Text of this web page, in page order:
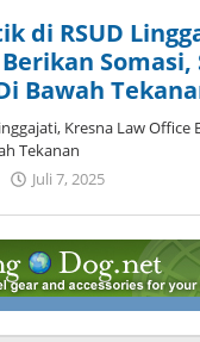
di RSUD
Somasi,
Bawah
Kresna Law Office
Tekanan
Juli 7, 2025